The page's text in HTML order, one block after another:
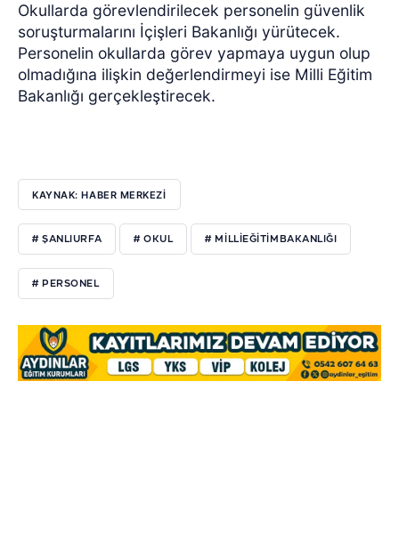
Okullarda görevlendirilecek personelin güvenlik
soruşturmalarını İçişleri Bakanlığı yürütecek.
Personelin okullarda görev yapmaya uygun olup
olmadığına ilişkin değerlendirmeyi ise Milli Eğitim
Bakanlığı gerçekleştirecek.
KAYNAK: HABER MERKEZİ
# ŞANLIURFA # OKUL # MILLIEĞITIMBAKANLIĞI
# PERSONEL